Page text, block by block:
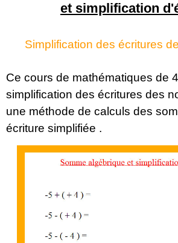
et simplification
Simplification des écritures
Ce cours de mathématiques de
simplification des écritures des
une méthode de calculs des
écriture simplifiée .